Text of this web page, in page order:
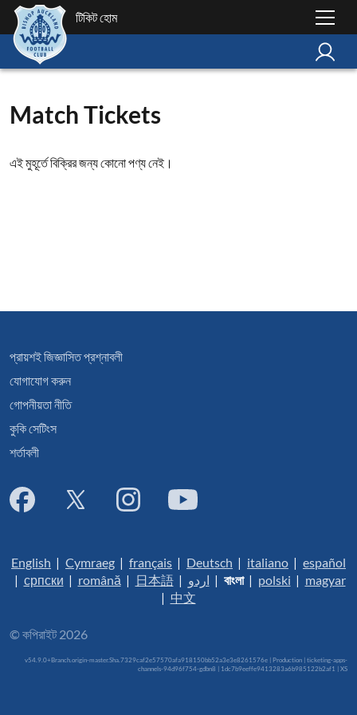
টিকিট হোম
Match Tickets
এই মুহূর্তে বিক্রির জন্য কোনো পণ্য নেই।
প্রায়শই জিজ্ঞাসিত প্রশ্নাবলী
যোগাযোগ করুন
গোপনীয়তা নীতি
কুকি সেটিংস
শর্তাবলী
English | Cymraeg | français | Deutsch | italiano | español
| српски | română | 日本語| اردو | বাংলা| polski | magyar
| 中文
© কপিরাইট 2026
v54.9.0+Branch.origin-master.Sha.7329caf2e57570afa918150bb52a3e3e8261576e | Production | ticketing-apps-
channels-94d96f754-gdbn8 | 1dc7b9eeffe9413283a6b985122b2af1 | XS